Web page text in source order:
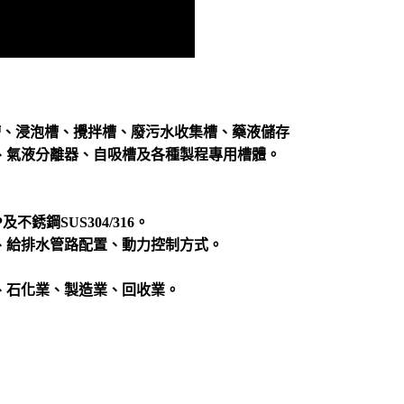
浸泡槽、攪拌槽、廢污水收集槽、藥液儲存
液分離器、自吸槽及各種製程專用槽體。
不銹鋼SUS304/316。
排水管路配置、動力控制方式。
化業、製造業、回收業。